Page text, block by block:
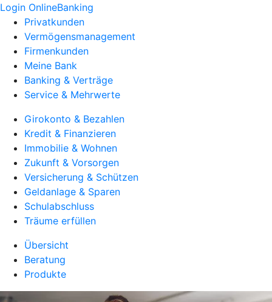
Login OnlineBanking
Privatkunden
Vermögensmanagement
Firmenkunden
Meine Bank
Banking & Verträge
Service & Mehrwerte
Girokonto & Bezahlen
Kredit & Finanzieren
Immobilie & Wohnen
Zukunft & Vorsorgen
Versicherung & Schützen
Geldanlage & Sparen
Schulabschluss
Träume erfüllen
Übersicht
Beratung
Produkte